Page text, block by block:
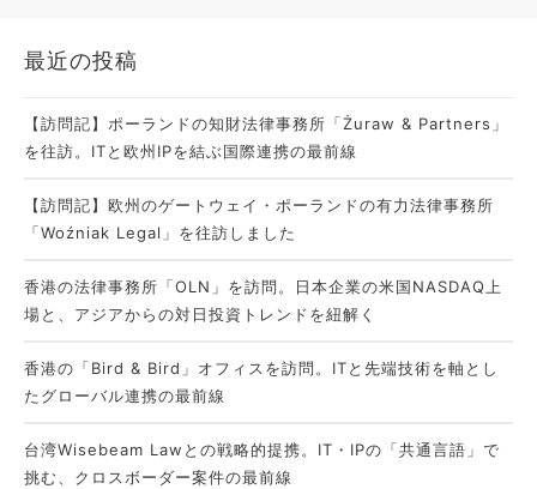
最近の投稿
【訪問記】ポーランドの知財法律事務所「Żuraw & Partners」
を往訪。ITと欧州IPを結ぶ国際連携の最前線
【訪問記】欧州のゲートウェイ・ポーランドの有力法律事務所
「Woźniak Legal」を往訪しました
香港の法律事務所「OLN」を訪問。日本企業の米国NASDAQ上
場と、アジアからの対日投資トレンドを紐解く
香港の「Bird & Bird」オフィスを訪問。ITと先端技術を軸とし
たグローバル連携の最前線
台湾Wisebeam Lawとの戦略的提携。IT・IPの「共通言語」で
挑む、クロスボーダー案件の最前線